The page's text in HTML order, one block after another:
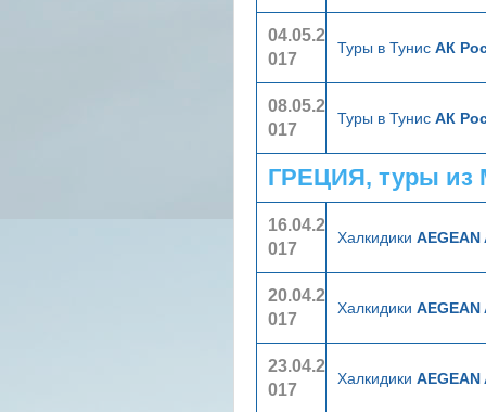
04.05.2
017
Туры в Тунис АК
08.05.2
017
Туры в Тунис АК
ГРЕЦИЯ, туры из
16.04.2
017
Халкидики AEGEAN
20.04.2
017
Халкидики AEGEAN
23.04.2
017
Халкидики AEGEAN